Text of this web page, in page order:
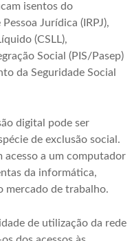
isentos do
Jurídica (IRPJ),
(CSLL),
Social (PIS/Pasep)
da Seguridade Social
digital pode ser
de exclusão social.
acesso a um computador
da informática,
mercado de trabalho.
de utilização da rede